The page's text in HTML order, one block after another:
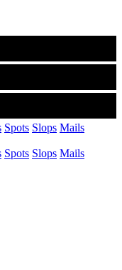
Spots Slops Mails
Spots Slops Mails